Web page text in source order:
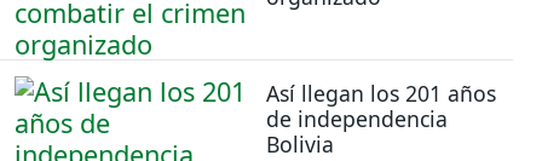
Así llegan los 201 años
de independencia
Bolivia